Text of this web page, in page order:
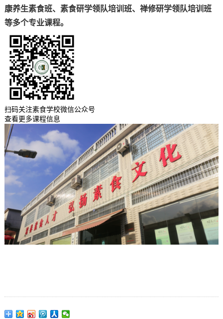
康养生素食班、素食研学领队培训班、禅修研学领队培训班
等多个专业课程。
扫码关注素食学校微信公众号
查看更多课程信息